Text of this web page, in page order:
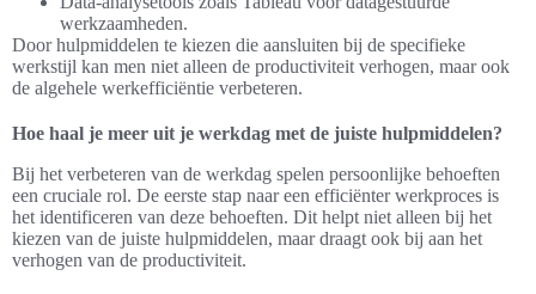
werkzaamheden.
Door hulpmiddelen te kiezen die aansluiten bij de specifieke
werkstijl kan men niet alleen de productiviteit verhogen, maar ook
de algehele werkefficiëntie verbeteren.
Hoe haal je meer uit je werkdag met de juiste hulpmiddelen?
Bij het verbeteren van de werkdag spelen persoonlijke behoeften
een cruciale rol. De eerste stap naar een efficiënter werkproces is
het identificeren van deze behoeften. Dit helpt niet alleen bij het
kiezen van de juiste hulpmiddelen, maar draagt ook bij aan het
verhogen van de productiviteit.